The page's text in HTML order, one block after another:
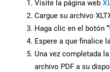
Visite la página web
Cargue su archivo
Haga clic en el botón
Espere a que finalice
Una vez completada
archivo PDF a su